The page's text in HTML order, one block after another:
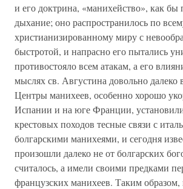
и его доктрина, «манихейство», как бы
дыхание; оно распространилось по
христианизированному миру с
быстротой, и напрасно его пытались
противостояло всем атакам, а его
мыслях св. Августина довольно далеко
Центры манихеев, особенно хорошо
Испании и на юге Франции,
крестовых походов тесные связи с
болгарскими манихеями, и сегодня
произошли далеко не от болгарских
считалось, а имели своими предками
французских манихеев. Таким образом,